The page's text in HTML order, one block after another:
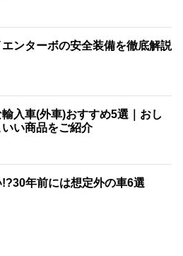
ンターボの安全装備を徹底解説
入車(外車)おすすめ5選｜おし
い商品をご紹介
年前には想定外の車6選